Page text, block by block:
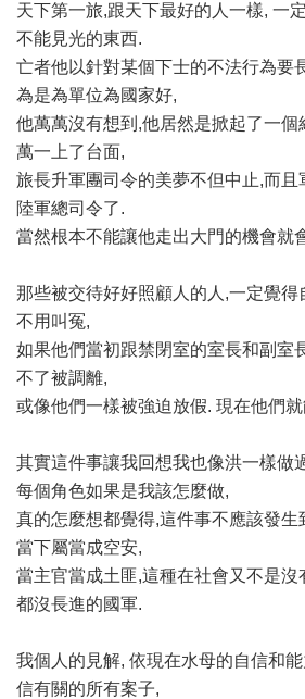
天下第一旅,跟天下最好的人一樣, 一
不能見光的東西.
亡者他以針對某個下士的不法行為要
為是為單位為國家好,
他萬萬沒有想到,他居然是掀起了一個
萬一上了台面,
旅長升軍團司令的美夢不但中止,而
陸軍總司令了.
當然根本不能讓他走出大門的機會就
那些被交待好好照顧人的人,一定覺得
不用叫冤,
如果他們當初跟禁閉室的室長和副室
不了被調離,
或像他們一樣被強迫放假. 現在他們
其實這件事讓我回想我也像洪一樣做
每個角色如果是我該怎麼做,
真的怎麼想都覺得,這件事不應該發生
當下屬當成空安,
當主官當成土匪,這種在社會又不是沒
都沒長進的國軍.
我個人的見解, 依現在水母的自信和
信有關的所有案子,